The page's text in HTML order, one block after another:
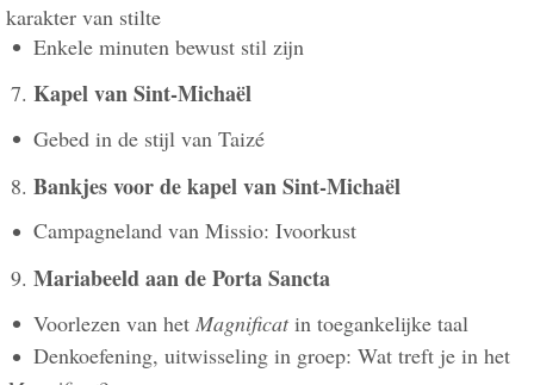
karakter van stilte
Enkele minuten bewust stil zijn
Kapel van Sint-Michaël
Gebed in de stijl van Taizé
Bankjes voor de kapel van Sint-Michaël
Campagneland van Missio: Ivoorkust
Mariabeeld aan de Porta Sancta
Voorlezen van het Magnificatin toegankelijke taal
Denkoefening, uitwisseling in groep: Wat treft je in het